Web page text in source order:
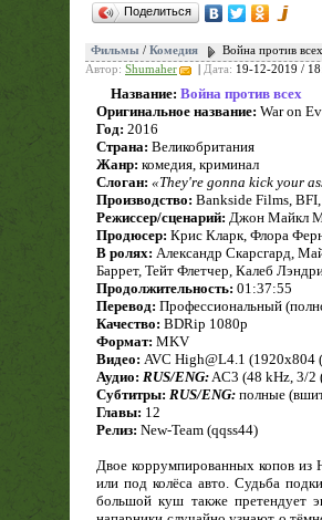
Поделиться
Фильмы / Комедия
Война против
Автор: Shumaher Дата: 19-12-2019 /
Название: Война против всех
Оригинальное название: War on
Год: 2016
Страна: Великобритания
Жанр: комедия, криминал
Слоган: «They're gonna kick your
Производство: Bankside Films,
Режиссер/сценарий: Джон Майкл
Продюсер: Крис Кларк, Флора
В ролях: Александр Скарсгард,
Баррет, Тейт Флетчер, Калеб
Продолжительность: 01:37:55
Перевод: Профессиональный
Качество: BDRip 1080p
Формат: MKV
Видео: AVC High@L4.1 (1920x804
Аудио: RUS/ENG:AC3 (48 kHz, 3/2
Субтитры: RUS/ENG: полные
Главы: 12
Релиз: New-Team (qqss44)
Двое коррумпированных копов
или под колёса авто. Судьба
большой куш также претендует